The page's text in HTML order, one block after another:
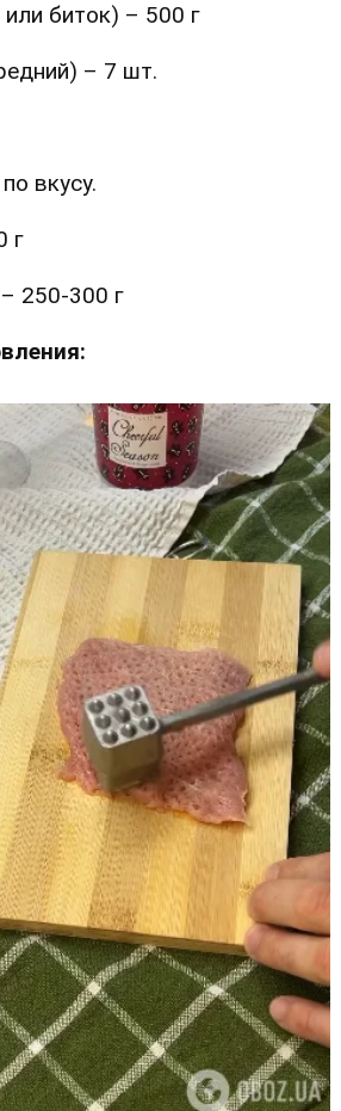
биток) – 500 г
– 7 шт.
вкусу.
г
250-300 г